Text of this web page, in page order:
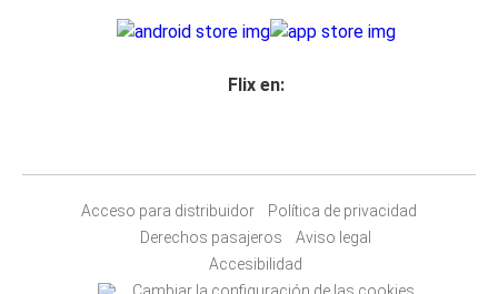
Flix en:
Acceso para distribuidor
Política de privacidad
Derechos pasajeros
Aviso legal
Accesibilidad
Cambiar la configuración de las cookies